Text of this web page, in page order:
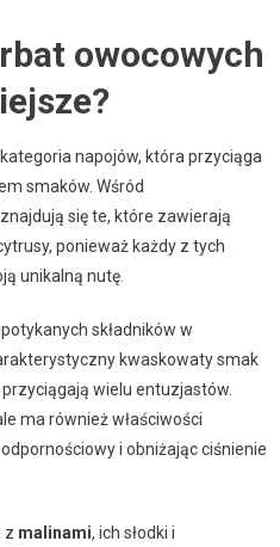
owocowych
napojów, która przyciąga
smaków. Wśród
się te, które zawierają
ponieważ każdy z tych
unikalną nutę.
składników w
kwaskowaty smak
wielu entuzjastów.
ma również właściwości
i obniżając ciśnienie
z malinami, ich słodki i